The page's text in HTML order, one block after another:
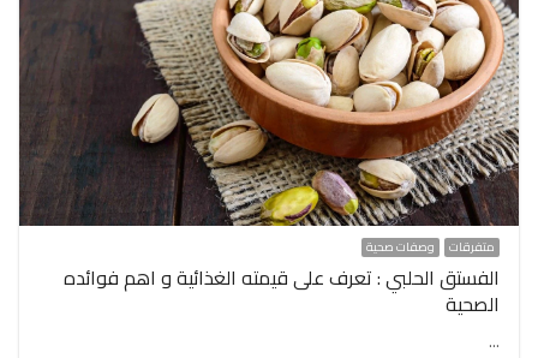
متفرقات وصفات صحية
الفستق الحلبي : تعرف على قيمته الغذائية و اهم فوائده
الصحية
…